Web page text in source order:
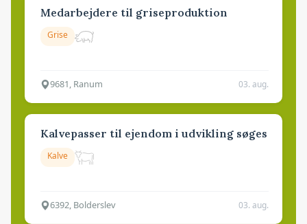
Medarbejdere til griseproduktion
Grise
9681, Ranum 03. aug.
Kalvepasser til ejendom i udvikling søges
Kalve
6392, Bolderslev 03. aug.